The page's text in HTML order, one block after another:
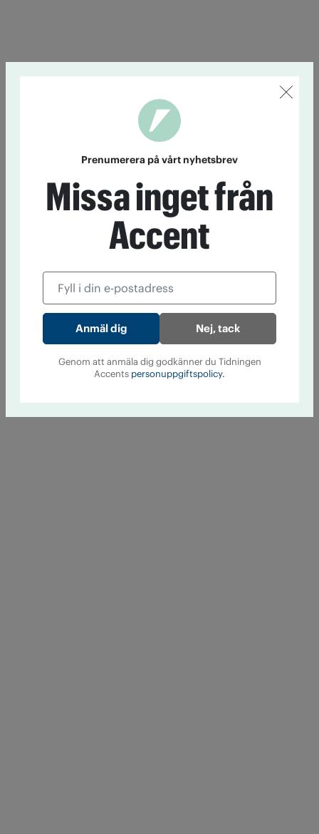
Prenumerera på vårt nyhetsbrev
Missa inget från
Accent
Nej, tack
Genom att anmäla dig godkänner du Tidningen
Accents personuppgiftspolicy.